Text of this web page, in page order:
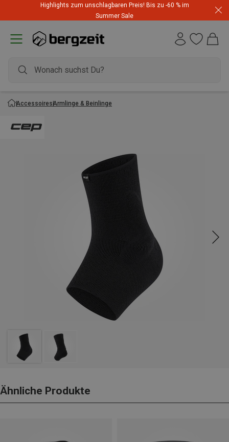
Highlights zum unschlagbaren Preis! Bis zu -60 % im
Summer Sale
AccessoiresArmlinge & Beinlinge
Ähnliche Produkte